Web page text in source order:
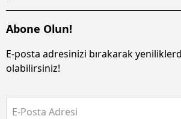
Abone Olun!
E-posta adresinizi bırakarak
olabilirsiniz!
E-Posta Adresi